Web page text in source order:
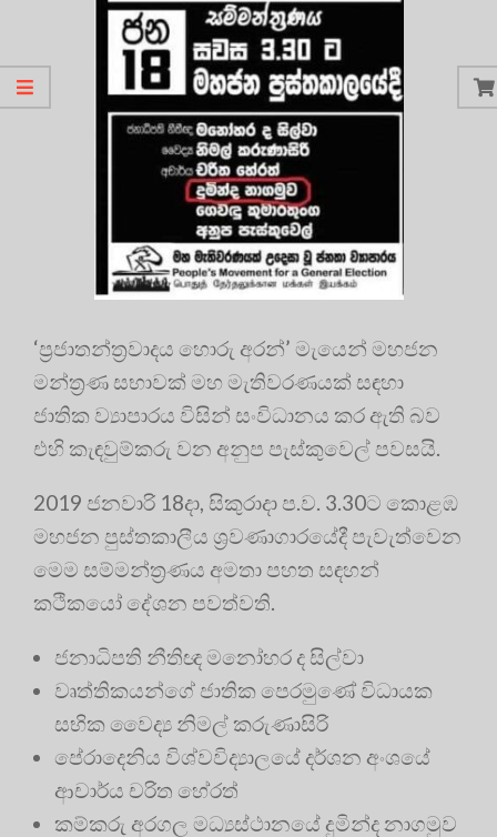
‘ප්‍ර‍ජාතන්ත්‍ර‍වාදය හොරු අරන්’ මැයෙන් මහජන
මන්ත්‍ර‍ණ සභාවක් මහ මැතිවරණයක් සඳහා
ජාතික ව්‍යාපාරය විසින් සංවිධානය කර ඇති බව
එහි කැඳවුම්කරු වන අනුප පැස්කුවෙල් පවසයි.
2019 ජනවාරි 18දා, සිකුරාදා ප.ව. 3.30ට කොළඹ
මහජන පුස්තකාලීය ශ්‍ර‍වණාගාරයේදී පැවැත්වෙන
මෙම සම්මන්ත්‍ර‍ණය අමතා පහත සඳහන්
කථිකයෝ දේශන පවත්වති.
ජනාධිපති නීතිඥ මනෝහර ද සිල්වා
වෘත්තිකයන්ගේ ජාතික පෙරමුණේ විධායක
සභික වෛද්‍ය නිමල් කරුණාසිරි
පේරාදෙනිය විශ්වවිද්‍යාලයේ දර්ශන අංශයේ
ආචාර්ය චරිත හේරත්
කම්කරු අරගල මධ්‍යස්ථානයේ දුමින්ද නාගමුව